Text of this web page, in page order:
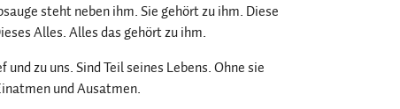
steht neben ihm. Sie gehört zu ihm. Diese
Alles. Alles das gehört zu ihm.
zu uns. Sind Teil seines Lebens. Ohne sie
und Ausatmen.